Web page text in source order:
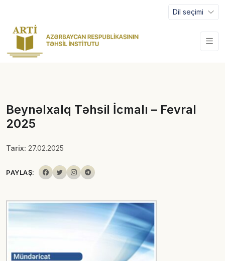
Dil seçimi
Beynəlxalq Təhsil İcmalı – Fevral
2025
Tarix: 27.02.2025
PAYLAŞ: